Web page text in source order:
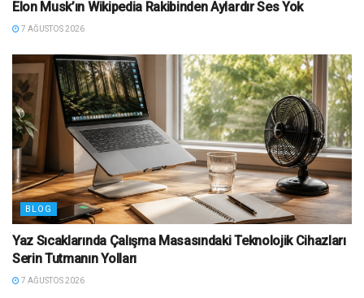
Elon Musk’ın Wikipedia Rakibinden Aylardır Ses Yok
7 AĞUSTOS 2026
BLOG
Yaz Sıcaklarında Çalışma Masasındaki Teknolojik Cihazları
Serin Tutmanın Yolları
7 AĞUSTOS 2026